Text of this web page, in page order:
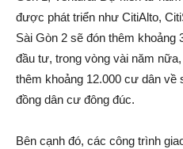
được phát triển như CitiAlto,
Sài Gòn 2 sẽ đón thêm khoảng
đầu tư, trong vòng vài năm
thêm khoảng 12.000 cư dân về
đồng dân cư đông đúc.
Bên cạnh đó, các công trình